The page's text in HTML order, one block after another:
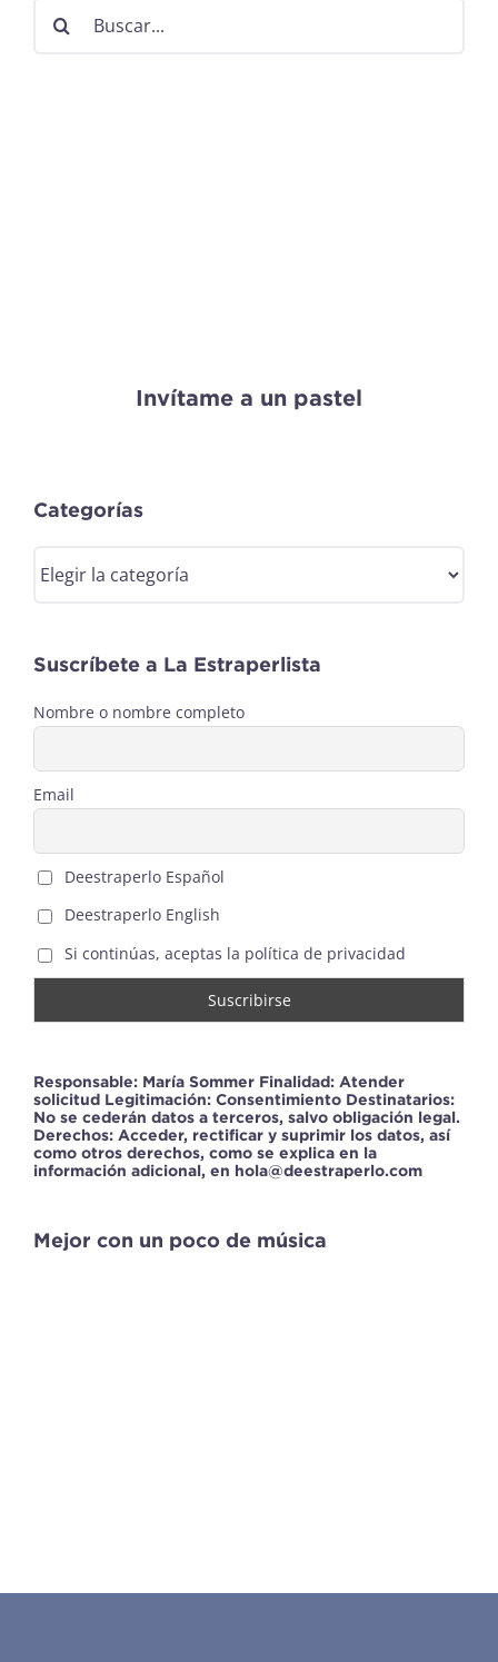
Invítame a un pastel
Categorías
Suscríbete a La Estraperlista
Nombre o nombre completo
Email
Deestraperlo Español
Deestraperlo English
Si continúas, aceptas la política de privacidad
Responsable: María Sommer Finalidad: Atender
solicitud Legitimación: Consentimiento Destinatarios:
No se cederán datos a terceros, salvo obligación legal.
Derechos: Acceder, rectificar y suprimir los datos, así
como otros derechos, como se explica en la
información adicional, en hola@deestraperlo.com
Mejor con un poco de música